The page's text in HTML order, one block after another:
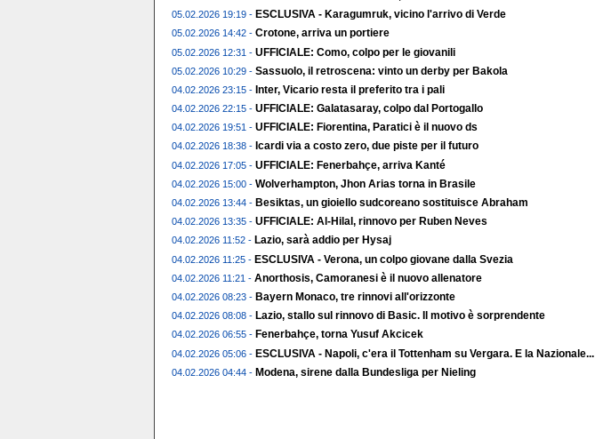
05.02.2026 19:19 - ESCLUSIVA - Karagumruk, vicino l'arrivo di Verde
05.02.2026 14:42 - Crotone, arriva un portiere
05.02.2026 12:31 - UFFICIALE: Como, colpo per le giovanili
05.02.2026 10:29 - Sassuolo, il retroscena: vinto un derby per Bakola
04.02.2026 23:15 - Inter, Vicario resta il preferito tra i pali
04.02.2026 22:15 - UFFICIALE: Galatasaray, colpo dal Portogallo
04.02.2026 19:51 - UFFICIALE: Fiorentina, Paratici è il nuovo ds
04.02.2026 18:38 - Icardi via a costo zero, due piste per il futuro
04.02.2026 17:05 - UFFICIALE: Fenerbahçe, arriva Kanté
04.02.2026 15:00 - Wolverhampton, Jhon Arias torna in Brasile
04.02.2026 13:44 - Besiktas, un gioiello sudcoreano sostituisce Abraham
04.02.2026 13:35 - UFFICIALE: Al-Hilal, rinnovo per Ruben Neves
04.02.2026 11:52 - Lazio, sarà addio per Hysaj
04.02.2026 11:25 - ESCLUSIVA - Verona, un colpo giovane dalla Svezia
04.02.2026 11:21 - Anorthosis, Camoranesi è il nuovo allenatore
04.02.2026 08:23 - Bayern Monaco, tre rinnovi all'orizzonte
04.02.2026 08:08 - Lazio, stallo sul rinnovo di Basic. Il motivo è sorprendente
04.02.2026 06:55 - Fenerbahçe, torna Yusuf Akcicek
04.02.2026 05:06 - ESCLUSIVA - Napoli, c'era il Tottenham su Vergara. E la Nazionale...
04.02.2026 04:44 - Modena, sirene dalla Bundesliga per Nieling